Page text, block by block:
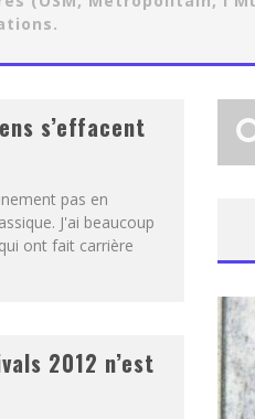
s’effacent
pas en
J'ai beaucoup
ont fait carrière
2012 n’est